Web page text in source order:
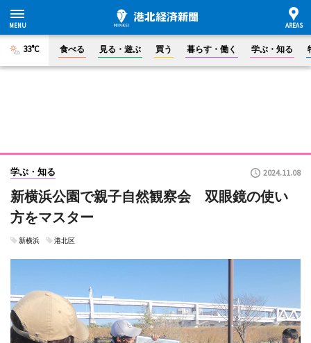
33°C 食べる 見る・遊ぶ 買う 暮らす・働く 学ぶ・知る
学ぶ・知る 2024.11.08
新横浜公園で親子自然観察会 双眼鏡の使い
方をマスター
新横浜 港北区